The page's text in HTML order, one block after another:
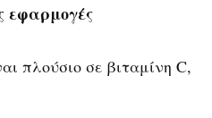
εφαρμογές
πλούσιο σε βιταμίνη C,